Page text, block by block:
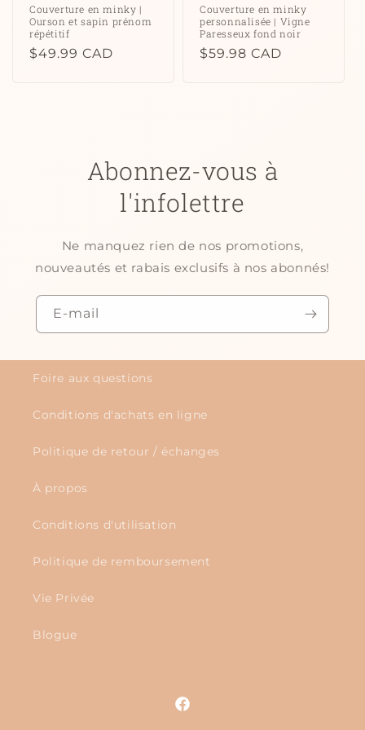
Couverture en minky |
Ourson et sapin prénom
répétitif
Prix
$49.99 CAD
Couverture en minky
personnalisée | Vigne
Paresseux fond noir
Prix
$59.98 CAD
Abonnez-vous à
l'infolettre
Ne manquez rien de nos promotions,
nouveautés et rabais exclusifs à nos abonnés!
E-mail
Foire aux questions
Conditions d'achats en ligne
Politique de retour / échanges
À propos
Conditions d'utilisation
Politique de remboursement
Vie Privée
Blogue
Facebook